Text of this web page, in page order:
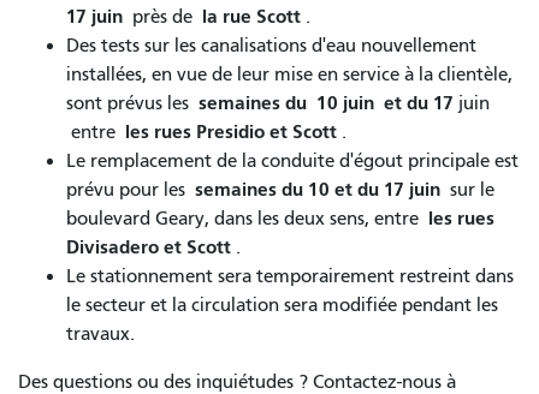
17 juin près de la rue Scott .
Des tests sur les canalisations d'eau nouvellement
installées, en vue de leur mise en service à la clientèle,
sont prévus les semaines du 10 juin et du 17 juin
entre les rues Presidio et Scott .
Le remplacement de la conduite d'égout principale est
prévu pour les semaines du 10 et du 17 juin sur le
boulevard Geary, dans les deux sens, entre les rues
Divisadero et Scott .
Le stationnement sera temporairement restreint dans
le secteur et la circulation sera modifiée pendant les
travaux.
Des questions ou des inquiétudes ? Contactez-nous à